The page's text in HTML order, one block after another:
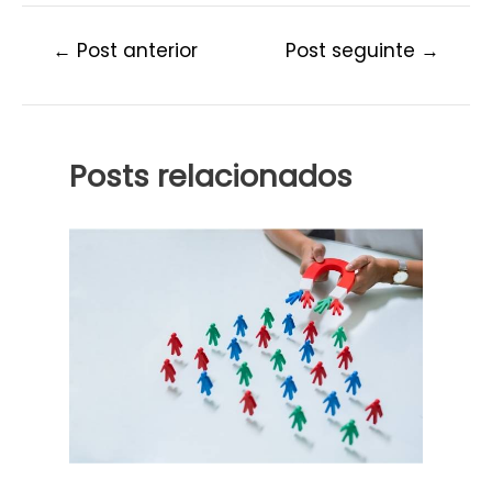
← Post anterior Post seguinte →
Posts relacionados